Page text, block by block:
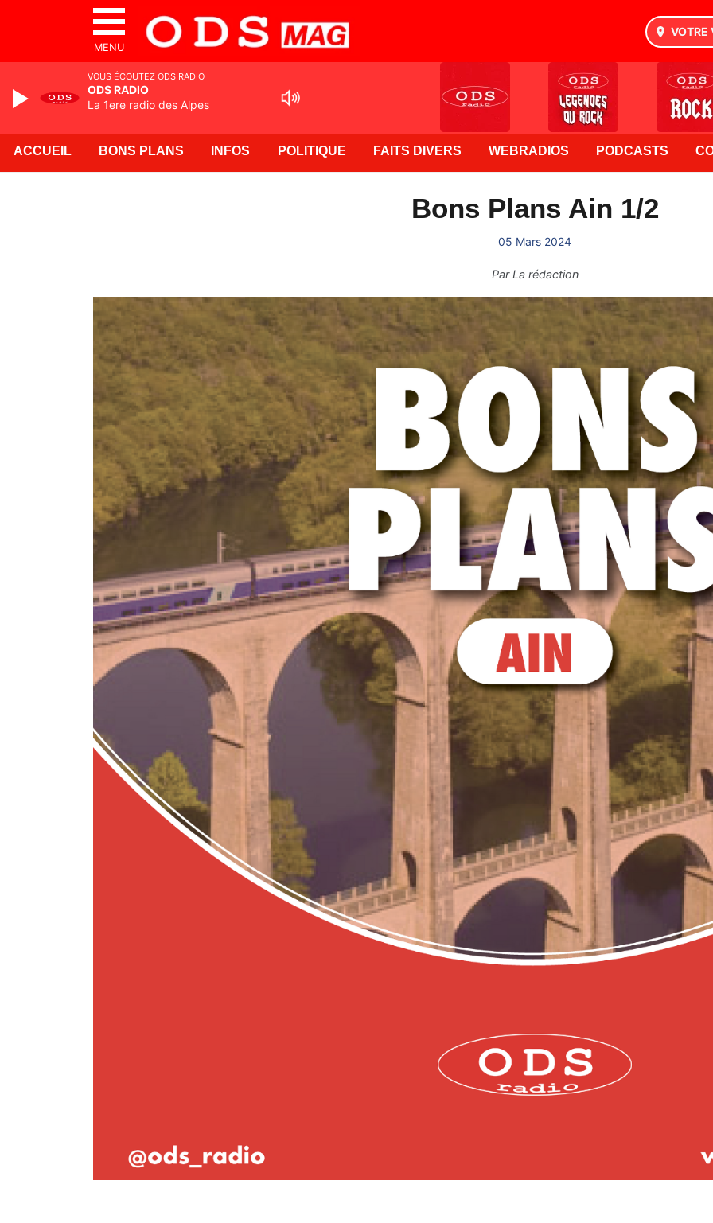
MENU
VOTRE
ACCUEIL BONS PLANS INFOS POLITIQUE FAITS DIVERS WEBRADIOS PODCASTS
Bons Plans Ain 1/2
05 Mars 2024
ParLa rédaction
VOUS ÉCOUTEZ ODS RADIO
ODS RADIO
La 1ere radio des Alpes